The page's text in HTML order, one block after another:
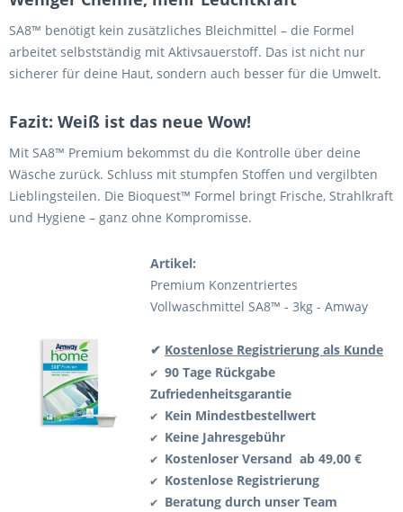
SA8™ benötigt kein zusätzliches Bleichmittel – die Formel
arbeitet selbstständig mit Aktivsauerstoff. Das ist nicht nur
sicherer für deine Haut, sondern auch besser für die Umwelt.
Fazit: Weiß ist das neue Wow!
Mit SA8™ Premium bekommst du die Kontrolle über deine
Wäsche zurück. Schluss mit stumpfen Stoffen und vergilbten
Lieblingsteilen. Die Bioquest™ Formel bringt Frische, Strahlkraft
und Hygiene – ganz ohne Kompromisse.
Artikel:
Premium Konzentriertes
Vollwaschmittel SA8™ - 3kg - Amway
✔ Kostenlose Registrierung als Kunde
✔ 90 Tage Rückgabe
Zufriedenheitsgarantie
✔ Kein Mindestbestellwert
✔ Keine Jahresgebühr
✔ Kostenloser Versand ab 49,00 €
✔ Kostenlose Registrierung
✔ Beratung durch unser Team